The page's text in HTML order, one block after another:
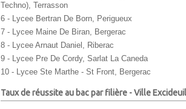
Techno), Terrasson
6 - Lycee Bertran De Born, Perigueux
7 - Lycee Maine De Biran, Bergerac
8 - Lycee Arnaut Daniel, Riberac
9 - Lycee Pre De Cordy, Sarlat La Caneda
10 - Lycee Ste Marthe - St Front, Bergerac
Taux de réussite au bac par filière - Ville Excideuil